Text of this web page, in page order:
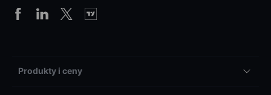
Produkty i ceny